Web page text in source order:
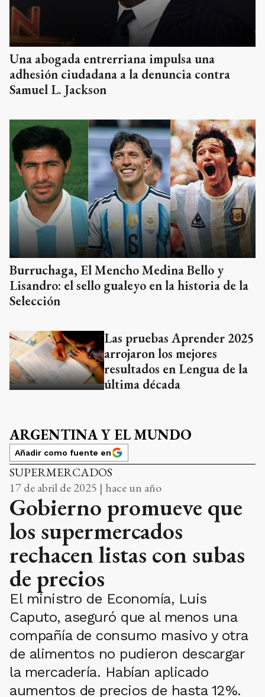
Una abogada entrerriana impulsa una
adhesión ciudadana a la denuncia contra
Samuel L. Jackson
Burruchaga, El Mencho Medina Bello y
Lisandro: el sello gualeyo en la historia de la
Selección
Las pruebas Aprender 2025
arrojaron los mejores
resultados en Lengua de la
última década
ARGENTINA Y EL MUNDO
Añadir como fuente en
SUPERMERCADOS
17 de abril de 2025 | hace un año
Gobierno promueve que
los supermercados
rechacen listas con subas
de precios
El ministro de Economía, Luis
Caputo, aseguró que al menos una
compañía de consumo masivo y otra
de alimentos no pudieron descargar
la mercadería. Habían aplicado
aumentos de precios de hasta 12%.